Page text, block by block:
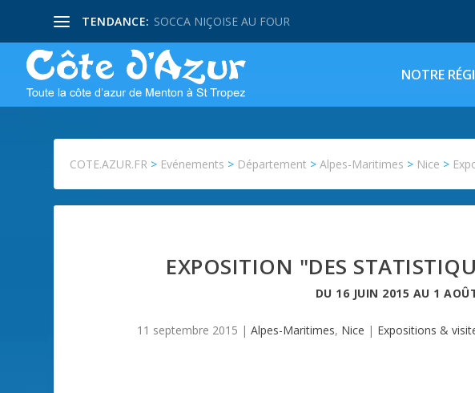
TENDANCE: SOCCA NIÇOISE AU FOUR
NOTRE
COTE.AZUR.FR > Evénements > Département >Alpes-Maritimes > Nice >
EXPOSITION "DES
DU 16 JUIN 2015 AU 1
11 septembre 2015 | Alpes-Maritimes, Nice | Expositions &